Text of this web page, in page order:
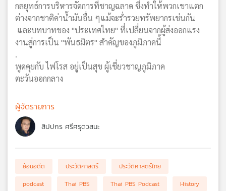
กลยุทธ์การบริหารจัดการที่ชาญฉลาด ซึ่งทำให้พวกเขาแตก
ต่างจากชาติค่าน้ำมันอื่น ๆแม้จะร่ำรวยทรัพยากรเช่นกัน
และบทบาทของ "ประเทศไทย" ที่เปลี่ยนจากผู้ส่งออกแรง
งานสู่การเป็น "พันธมิตร" สำคัญของภูมิภาคนี้
.
พูดคุยกับ ไฟโรส อยู่เป็นสุข ผู้เชี่ยวชาญภูมิภาค
ตะวันออกกลาง
ผู้จัดรายการ
สิปปกร ศรีศรุตวสนะ
ย้อนอดีต ประวัติศาสตร์
ประวัติศาสตร์ไทย
podcast
Thai PBS Thai PBS Podcast
History